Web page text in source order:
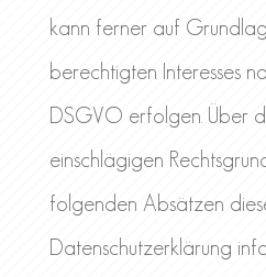
kann ferner auf
berechtigten Interesses
DSGVO erfolgen. Über
einschlägigen
folgenden Absätzen
Datenschutzerklärung